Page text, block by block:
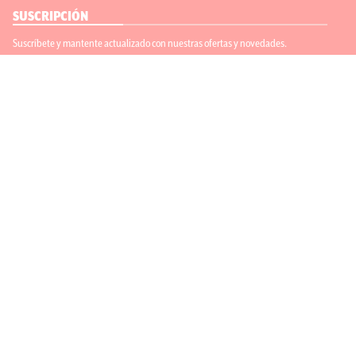
SUSCRIPCIÓN
Suscríbete y mantente actualizado con nuestras ofertas y novedades.